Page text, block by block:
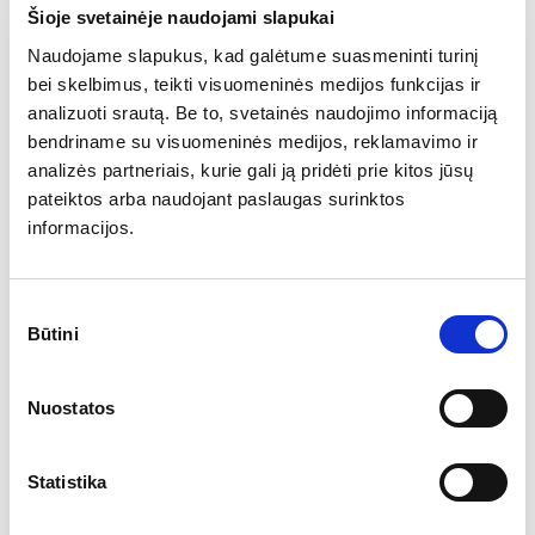
Šioje svetainėje naudojami slapukai
Naudojame slapukus, kad galėtume suasmeninti turinį
bei skelbimus, teikti visuomeninės medijos funkcijas ir
analizuoti srautą. Be to, svetainės naudojimo informaciją
bendriname su visuomeninės medijos, reklamavimo ir
analizės partneriais, kurie gali ją pridėti prie kitos jūsų
pateiktos arba naudojant paslaugas surinktos
informacijos.
pasirinkimas
Būtini
Nuostatos
Statistika
ženklui ir produktams/paslaugoms
tinkantį influencerį rinkitės pagal jo
auditorijos amžių, dydį, kokias vertybes šis
transliuoja. Nupieškite savo tikslinio
kliento portretą, supraskite, kokius
vartotojus norite pasiekti, ir pirmyn į
paieškas! Patarimas – rinkitės nuomonės
auditoriją organiškai, su kuo daugiau
4. Nemokamas siuntimas –
didesnis pirkimas
Kaip paskatinti pirkėjus įsigyti daugiau?